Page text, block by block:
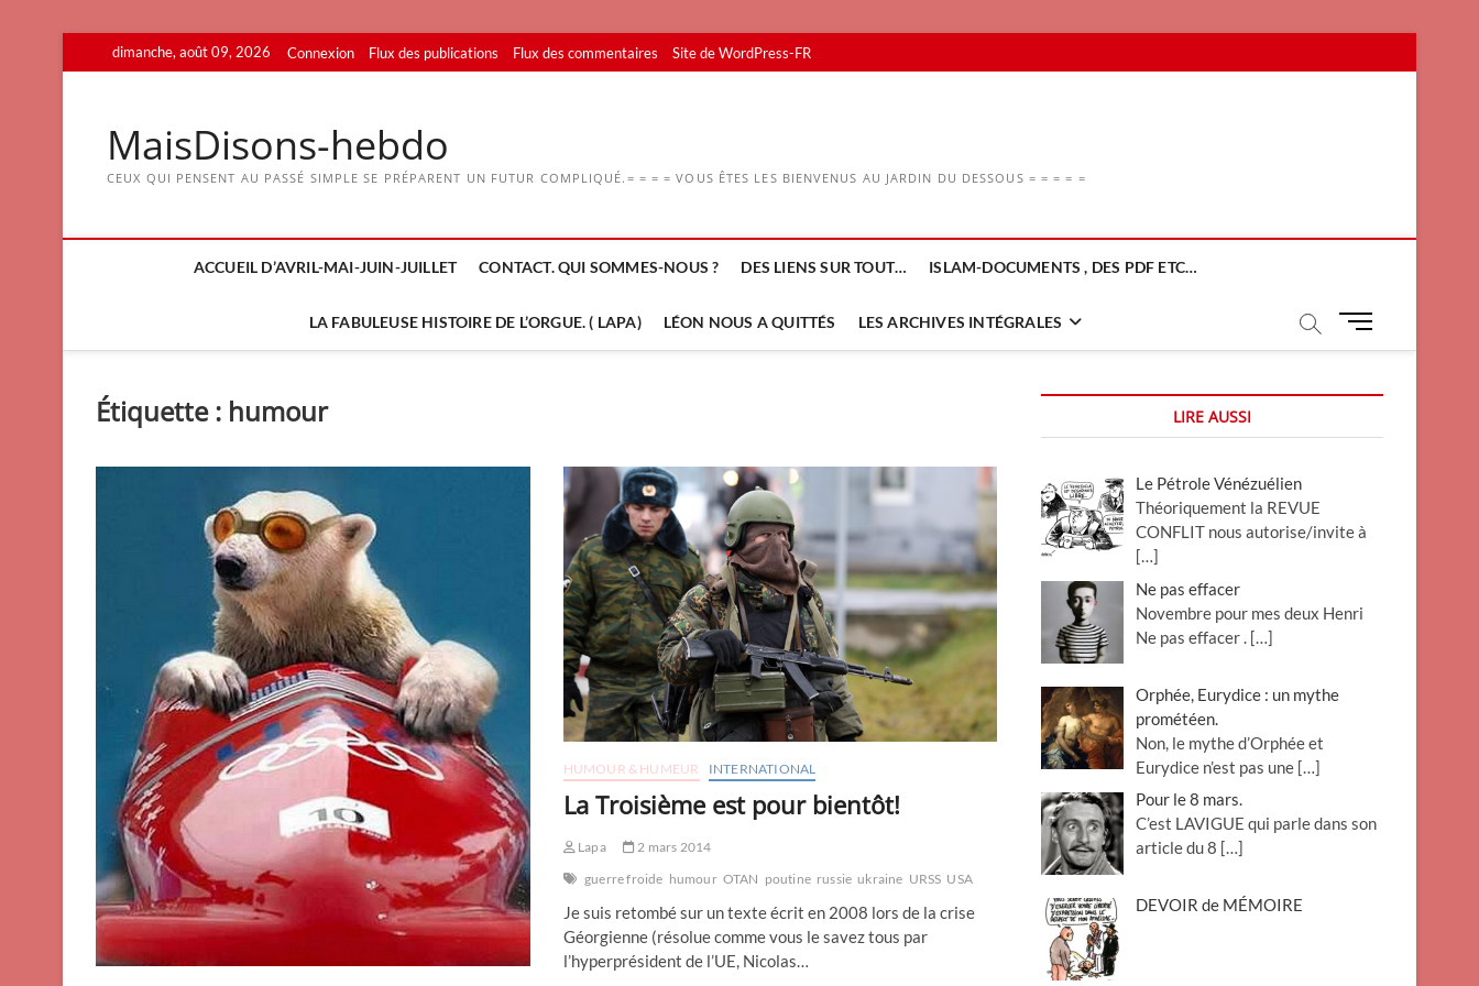
to
dimanche, août 09, 2026 Connexion Flux des publications Flux des commentaires Site de WordPress-FR
MaisDisons-hebdo
CEUX QUI PENSENT AU PASSÉ SIMPLE SE PRÉPARENT UN FUTUR COMPLIQUÉ.= = = = VOUS ÊTES LES BIENVENUS AU JARDIN DU DESSOUS = = = = =
ACCUEIL D’AVRIL-MAI-JUIN-JUILLET CONTACT. QUI SOMMES-NOUS ? DES LIENS SUR TOUT… ISLAM-DOCUMENTS , DES PDF ETC…
LA FABULEUSE HISTOIRE DE L’ORGUE. ( LAPA) LÉON NOUS A QUITTÉS LES ARCHIVES INTÉGRALES
M
u
u
n
Étiquette : humour
HUMOUR & HUMEUR INTERNATIONAL
La Troisième est pour bientôt!
Lapa
2 mars 2014
guerre froide humour OTAN poutine russie ukraine URSS USA
Je suis retombé sur un texte écrit en 2008 lors de la crise
Géorgienne (résolue comme vous le savez tous par
l’hyperprésident de l’UE, Nicolas…
LIRE AUSSI
Le Pétrole Vénézuélien
Théoriquement la REVUE
CONFLIT nous autorise/invite à
[…]
Ne pas effacer
Novembre pour mes deux Henri
Ne pas effacer . […]
Orphée, Eurydice : un mythe
prométéen.
Non, le mythe d’Orphée et
Eurydice n’est pas une […]
Pour le 8 mars.
C’est LAVIGUE qui parle dans son
article du 8 […]
DEVOIR de MÉMOIRE